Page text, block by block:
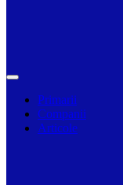
Primarii
Companii
Articole